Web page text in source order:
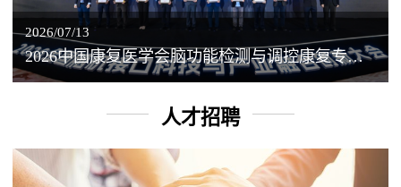
2026/07/13
2026中国康复医学会脑功能检测与调控康复专业委员会学术年会丨脑客中国：脑机接口——EEG驱动TMS闭环调控工作坊
人才招聘